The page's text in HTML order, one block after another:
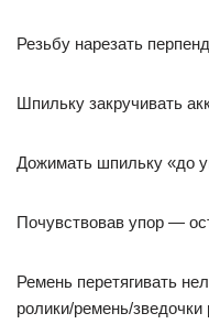
Резьбу нарезать
Шпильку закручивать
Дожимать шпильку «до
Почувствовав упор —
Ремень перетягивать
ролики/ремень/